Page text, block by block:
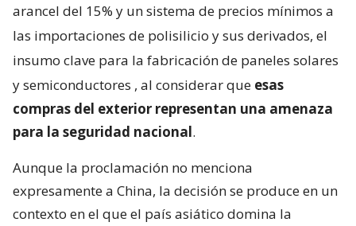
arancel del 15% y un sistema de precios mínimos a
las importaciones de polisilicio y sus derivados, el
insumo clave para la fabricación de paneles solares
y semiconductores , al considerar que esas
compras del exterior representan una amenaza
para la seguridad nacional.
Aunque la proclamación no menciona
expresamente a China, la decisión se produce en un
contexto en el que el país asiático domina la